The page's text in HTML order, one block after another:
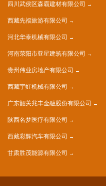
四川武侯区森霸建材有限公司
西藏先福旅游有限公司
河北华泰机械有限公司
河南荥阳市亚星建筑有限公司
贵州伟业房地产有限公司
西藏宇虹机械有限公司
广东韶关兆丰金融股份有限公司
陕西名梦医疗有限公司
西藏彩辉汽车有限公司
甘肃胜茂能源有限公司